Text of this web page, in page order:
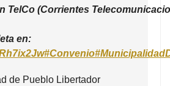
TelCo (Corrientes
en:
#Convenio
de Pueblo Libertador